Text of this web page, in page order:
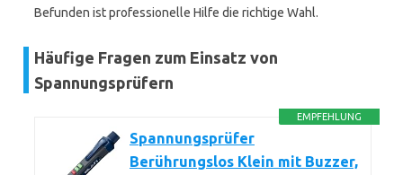
Befunden ist professionelle Hilfe die richtige Wahl.
Häufige Fragen zum Einsatz von
Spannungsprüfern
EMPFEHLUNG
Spannungsprüfer
Berührungslos Klein mit Buzzer,